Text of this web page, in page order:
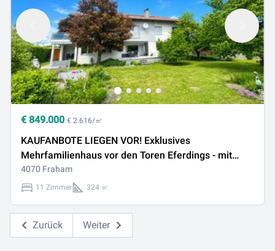
€ 849.000 € 2.616/㎡
KAUFANBOTE LIEGEN VOR! Exklusives
Mehrfamilienhaus vor den Toren Eferdings - mit
parkähnlichem Garten
4070 Fraham
11 Zimmer 324 ㎡
Zurück Weiter